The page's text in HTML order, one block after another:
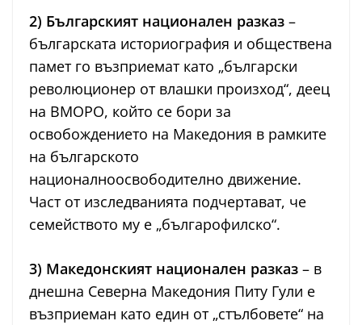
2) Българският национален разказ –
българската историография и обществена
памет го възприемат като „български
революционер от влашки произход“, деец
на ВМОРО, който се бори за
освобождението на Македония в рамките
на българското
националноосвободително движение.
Част от изследванията подчертават, че
семейството му е „българофилско“.
3) Македонският национален разказ – в
днешна Северна Македония Питу Гули е
възприеман като един от „стълбовете“ на